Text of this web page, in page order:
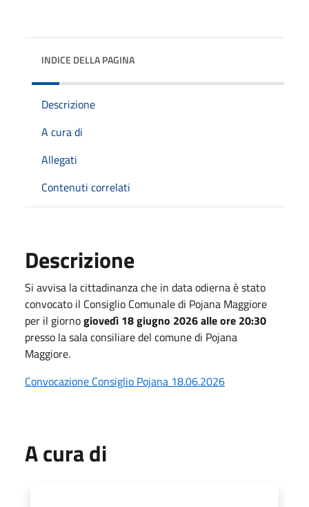
INDICE DELLA PAGINA
Descrizione
A cura di
Allegati
Contenuti correlati
Descrizione
Si avvisa la cittadinanza che in data odierna è stato
convocato il Consiglio Comunale di Pojana Maggiore
per il giornogiovedì 18 giugno 2026 alle ore 20:30
presso la sala consiliare del comune di Pojana
Maggiore.
Convocazione Consiglio Pojana 18.06.2026
A cura di